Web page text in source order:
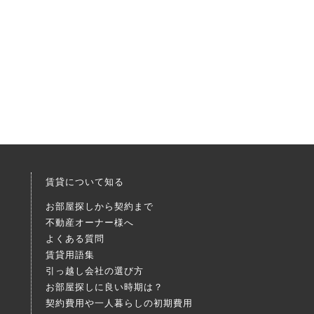
賃貸について知る
お部屋探しから契約まで
不動産オーナー様へ
よくある質問
賃貸用語集
引っ越し会社の選び方
お部屋探しに良い時期は？
契約費用や一人暮らしの初期費用